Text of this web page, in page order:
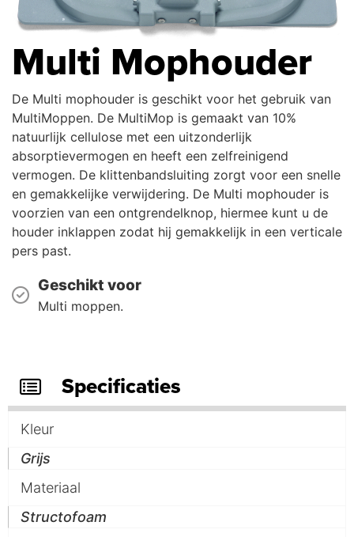
Multi Mophouder
De Multi mophouder is geschikt voor het gebruik van
MultiMoppen. De MultiMop is gemaakt van 10%
natuurlijk cellulose met een uitzonderlijk
absorptievermogen en heeft een zelfreinigend
vermogen. De klittenbandsluiting zorgt voor een snelle
en gemakkelijke verwijdering. De Multi mophouder is
voorzien van een ontgrendelknop, hiermee kunt u de
houder inklappen zodat hij gemakkelijk in een verticale
pers past.
Geschikt voor
Multi moppen.
Specificaties
Kleur
Grijs
Materiaal
Structofoam